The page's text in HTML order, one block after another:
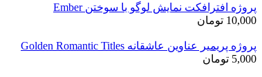
پروژه افترافکت نمایش لوگو با سوختن Ember
10,000 تومان
پروژه پریمیر عناوین عاشقانه Golden Romantic Titles
5,000 تومان